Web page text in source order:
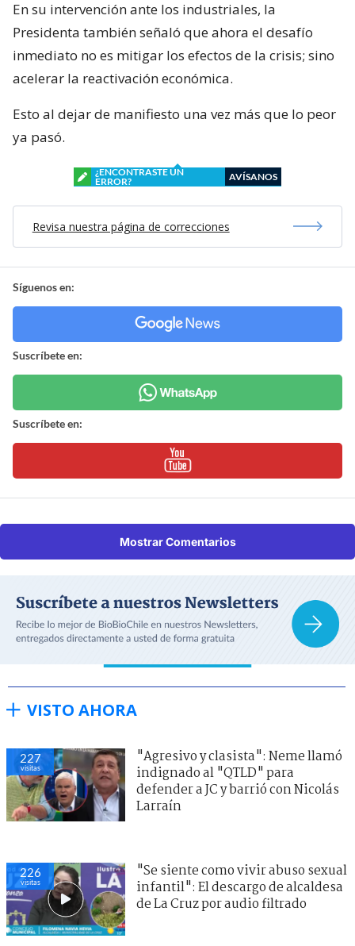
En su intervención ante los industriales, la
Presidenta también señaló que ahora el desafío
inmediato no es mitigar los efectos de la crisis; sino
acelerar la reactivación económica.
Esto al dejar de manifiesto una vez más que lo peor
ya pasó.
¿ENCONTRASTE UN
ERROR?
AVÍSANOS
Revisa nuestra página de correcciones
Síguenos en:
Suscríbete en:
Suscríbete en:
Mostrar Comentarios
VISTO AHORA
227
visitas
"Agresivo y clasista": Neme llamó
indignado al "QTLD" para
defender a JC y barrió con Nicolás
Larraín
226
visitas
"Se siente como vivir abuso sexual
infantil": El descargo de alcaldesa
de La Cruz por audio filtrado